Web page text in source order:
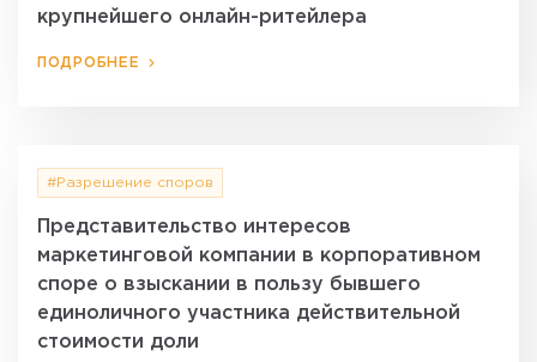
крупнейшего онлайн-ритейлера
ПОДРОБНЕЕ
#Разрешение споров
Представительство интересов
маркетинговой компании в корпоративном
споре о взыскании в пользу бывшего
единоличного участника действительной
стоимости доли